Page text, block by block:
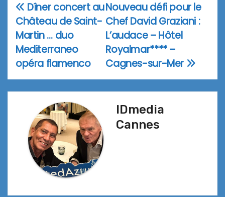
Navigation
de
l’article
Nouveau défi pour le
Chef David Graziani :
L’audace – Hôtel
Royalmar**** –
Cagnes-sur-Mer
Dîner concert au
Château de Saint-
Martin … duo
Mediterraneo
opéra flamenco
IDmedia
Cannes